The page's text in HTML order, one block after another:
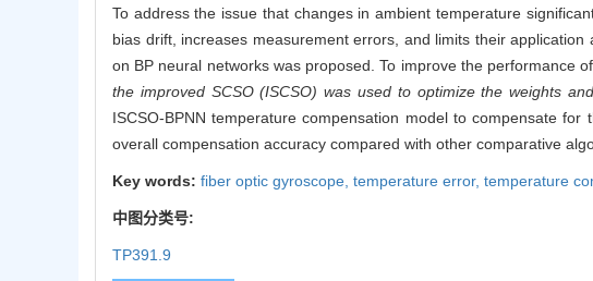
To address the issue that changes in ambient temperature
bias drift, increases measurement errors, and limits their
on BP neural networks was proposed. To improve the performance
the improved SCSO (ISCSO) was used to optimize the weights
ISCSO-BPNN temperature compensation model to compensate
overall compensation accuracy compared with other comparative
Key words: fiber optic gyroscope, temperature error, temperature
中图分类号:
TP391.9